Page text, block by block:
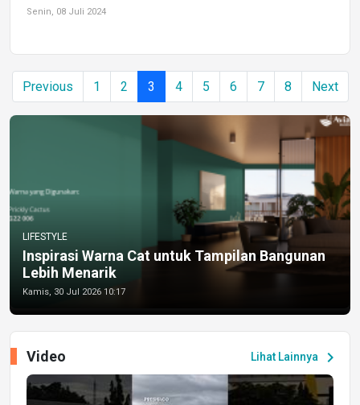
Senin, 08 Juli 2024
Previous 1 2 3 4 5 6 7 8 Next
LIFESTYLE
Inspirasi Warna Cat untuk Tampilan Bangunan
Lebih Menarik
Kamis, 30 Jul 2026 10:17
Lihat Lainnya chevron_right
Video